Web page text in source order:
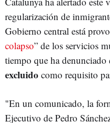
regularización de
Gobierno central está
colapso” de los servicios
tiempo que ha denunciado
excluido como requisito
"En un comunicado, la
Ejecutivo de Pedro